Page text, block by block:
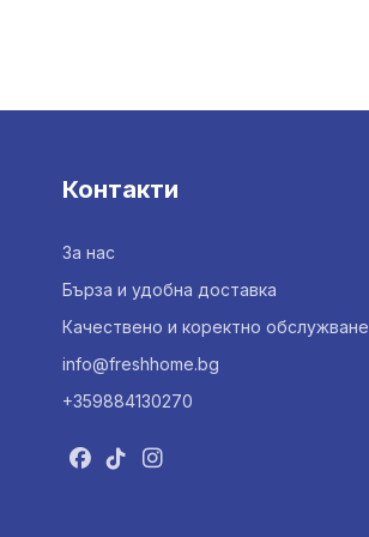
Контакти
За нас
Бърза и удобна доставка
Качествено и коректно обслужване
info@freshhome.bg
+359884130270